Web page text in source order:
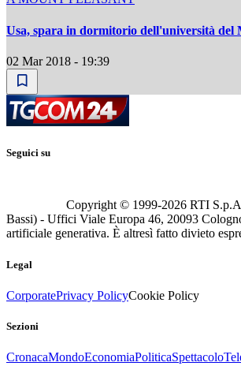
Usa, spara in dormitorio dell'università del
02 Mar 2018 - 19:39
Seguici su
Copyright © 1999-2026 RTI
Bassi) - Uffici Viale Europa 46, 20093
artificiale generativa. È altresì fatto divieto
Legal
CorporatePrivacy PolicyCookie Policy
Sezioni
CronacaMondoEconomiaPoliticaSpettacolo